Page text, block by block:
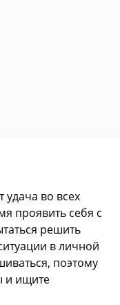
удача во всех
проявить себя с
решить
в личной
поэтому
и ищите